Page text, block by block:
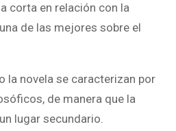
corta en relación con la
de las mejores sobre el
la novela se caracterizan por
de manera que la
lugar secundario.